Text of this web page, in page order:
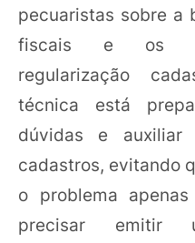
pecuaristas sobre a
fiscais e os
regularização
técnica está
dúvidas e auxiliar
cadastros, evitando
o problema
precisar emitir